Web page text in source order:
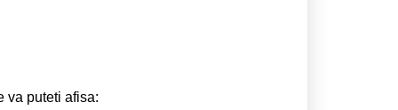
va puteti afisa: